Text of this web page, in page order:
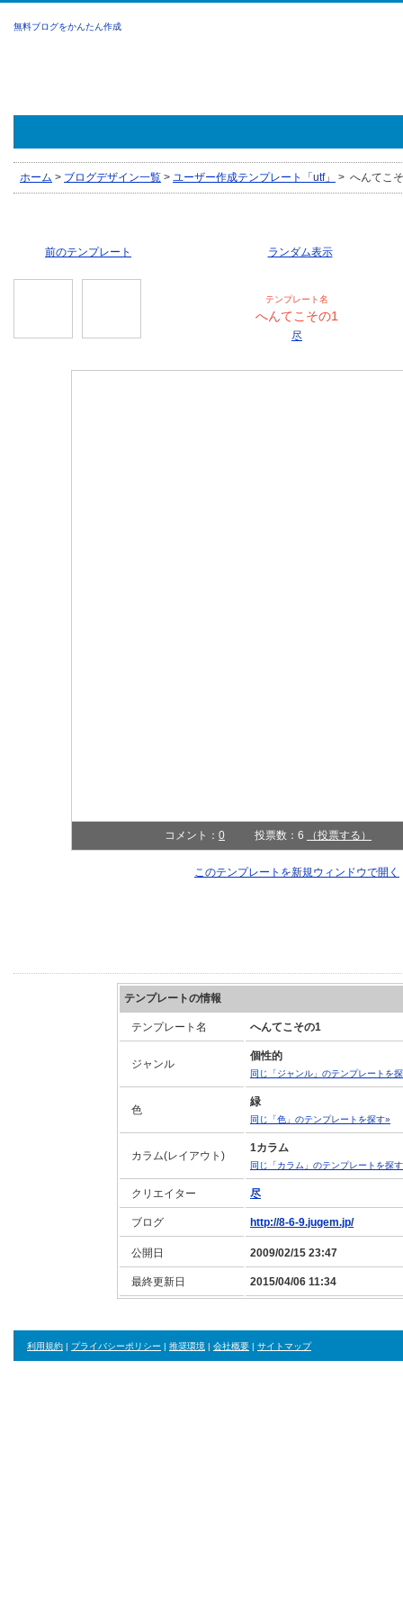
無料ブログをかんたん作成
ホーム > ブログデザイン一覧 > ユーザー作成テンプレート「utf」 > へんてこ
前のテンプレート ランダム表示
テンプレート名
へんてこその1
尽
コメント： 0 投票数：6 （投票する）
このテンプレートを新規ウィンドウで開
テンプレートの情報
テンプレート名 へんてこその1
ジャンル
個性的
同じ「ジャンル」のテンプレートを
色
緑
同じ「色」のテンプレートを探す»
カラム(レイアウト)
1カラム
同じ「カラム」のテンプレートを探
クリエイター 尽
ブログ http://8-6-9.jugem.jp/
公開日 2009/02/15 23:47
最終更新日 2015/04/06 11:34
利用規約 | プライバシーポリシー | 推奨環境 | 会社概要 | サイトマップ